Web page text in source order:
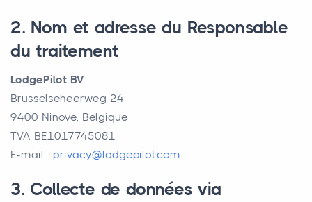
2. Nom et adresse du Responsable
du traitement
LodgePilot BV
Brusselseheerweg 24
9400 Ninove, Belgique
TVA BE1017745081
E-mail : privacy@lodgepilot.com
3. Collecte de données via